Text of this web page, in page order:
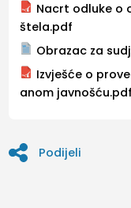
Nacrt odluke o
štela.pdf
Obrazac za
Izvješće o
anom javnošću.pdf
Podijeli